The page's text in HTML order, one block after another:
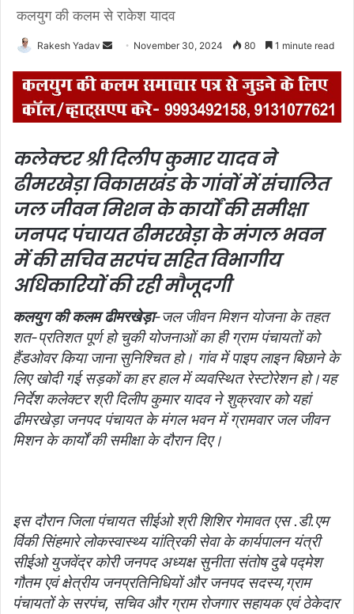
कलयुग की कलम से राकेश यादव
Rakesh Yadav
n
d
a
e
m
a
i
l
November 30, 2024 80 1 minute read
कलेक्टर श्री दिलीप कुमार यादव ने
ढीमरखेड़ा विकासखंड के गांवों में संचालित
जल जीवन मिशन के कार्यों की समीक्षा
जनपद पंचायत ढीमरखेड़ा के मंगल भवन
में की सचिव सरपंच सहित विभागीय
अधिकारियों की रही मौजूदगी
कलयुग की कलम ढीमरखेड़ा-जल जीवन मिशन योजना के तहत
शत-प्रतिशत पूर्ण हो चुकी योजनाओं का ही ग्राम पंचायतों को
हैंडओवर किया जाना सुनिश्चित हो। गांव में पाइप लाइन बिछाने के
लिए खोदी गई सड़कों का हर हाल में व्यवस्थित रेस्टोरेशन हो।यह
निर्देश कलेक्टर श्री दिलीप कुमार यादव ने शुक्रवार को यहां
ढीमरखेड़ा जनपद पंचायत के मंगल भवन में ग्रामवार जल जीवन
मिशन के कार्यों की समीक्षा के दौरान दिए।
इस दौरान जिला पंचायत सीईओ श्री शिशिर गेमावत एस .डी.एम
वि॑की सिंहमारे लोकस्वास्थ्य यांत्रिकी सेवा के कार्यपालन यंत्री
सीईओ युजवेंद्र कोरी जनपद अध्यक्ष सुनीता संतोष दुबे पद्मेश
गौतम एवं क्षेत्रीय जनप्रतिनिधियों और जनपद सदस्य,ग्राम
पंचायतों के सरपंच, सचिव और ग्राम रोजगार सहायक एवं ठेकेदार